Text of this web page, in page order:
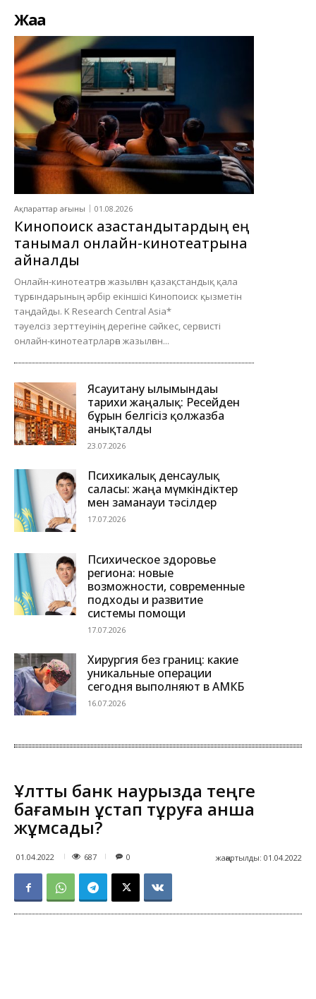
Жаңа
Ақпараттар ағыны 01.08.2026
Кинопоиск қазақстандықтардың ең
танымал онлайн-кинотеатрына
айналды
Онлайн-кинотеатрға жазылған қазақстандық қала
тұрғындарының әрбір екіншісі Кинопоиск қызметін
таңдайды. K Research Central Asia*
тәуелсіз зерттеуінің дерегіне сәйкес, сервисті
онлайн-кинотеатрларға жазылған...
Ясауитану ғылымындағы
тарихи жаңалық: Ресейден
бұрын белгісіз қолжазба
анықталды
23.07.2026
Психикалық денсаулық
саласы: жаңа мүмкіндіктер
мен заманауи тәсілдер
17.07.2026
Психическое здоровье
региона: новые
возможности, современные
подходы и развитие
системы помощи
17.07.2026
Хирургия без границ: какие
уникальные операции
сегодня выполняют в АМКБ
16.07.2026